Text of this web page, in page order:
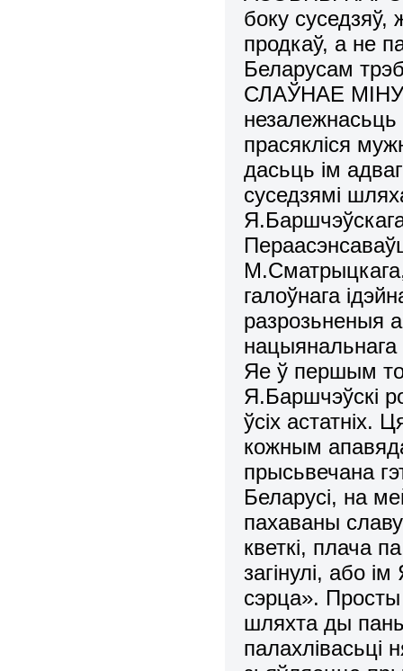
боку
продкаў, а не
Беларусам
СЛАЎНАЕ
прасякліся
дасьць ім
суседзямі
галоўнага
разрозьненыя
Яе ў першым
Я.Баршчэўскі
ўсіх астатніх.
кожным
прысьвечана
Беларусі, на
пахаваны
кветкі, плача
загінулі, або
сэрца».
шляхта ды
палахлівасьці